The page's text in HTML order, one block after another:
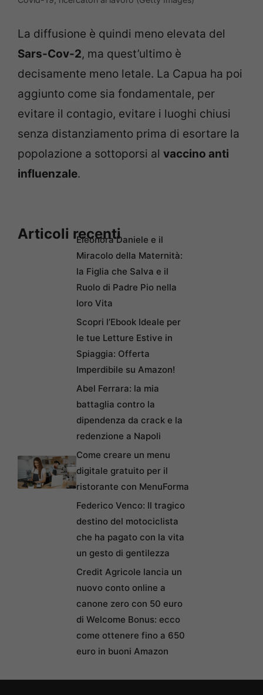
La diffusione è quindi meno elevata del
Sars-Cov-2, ma quest’ultimo è
decisamente meno letale. La Capua ha poi
aggiunto come sia fondamentale, per
evitare il contagio, evitare i luoghi chiusi
senza distanziamento prima di esortare la
popolazione a sottoporsi al vaccino anti
influenzale.
Articoli recentiEleonora Daniele e il
Miracolo della Maternità:
la Figlia che Salva e il
Ruolo di Padre Pio nella
loro Vita
Scopri l’Ebook Ideale per
le tue Letture Estive in
Spiaggia: Offerta
Imperdibile su Amazon!
Abel Ferrara: la mia
battaglia contro la
dipendenza da crack e la
redenzione a Napoli
Come creare un menu
digitale gratuito per il
ristorante con MenuForma
Federico Venco: Il tragico
destino del motociclista
che ha pagato con la vita
un gesto di gentilezza
Credit Agricole lancia un
nuovo conto online a
canone zero con 50 euro
di Welcome Bonus: ecco
come ottenere fino a 650
euro in buoni Amazon